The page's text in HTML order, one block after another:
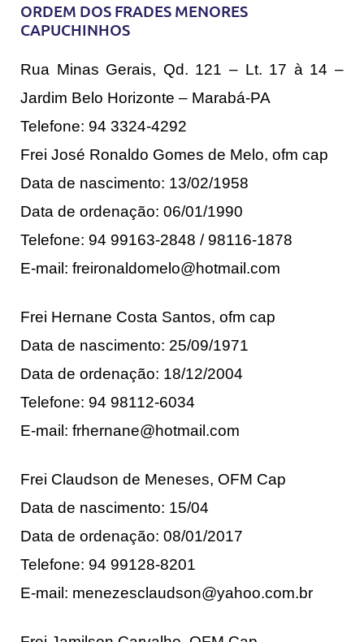
ORDEM DOS FRADES MENORES
CAPUCHINHOS
Rua Minas Gerais, Qd. 121 – Lt. 17 à 14 –
Jardim Belo Horizonte – Marabá-PA
Telefone: 94 3324-4292
Frei José Ronaldo Gomes de Melo, ofm cap
Data de nascimento: 13/02/1958
Data de ordenação: 06/01/1990
Telefone: 94 99163-2848 / 98116-1878
E-mail: freironaldomelo@hotmail.com
Frei Hernane Costa Santos, ofm cap
Data de nascimento: 25/09/1971
Data de ordenação: 18/12/2004
Telefone: 94 98112-6034
E-mail: frhernane@hotmail.com
Frei Claudson de Meneses, OFM Cap
Data de nascimento: 15/04
Data de ordenação: 08/01/2017
Telefone: 94 99128-8201
E-mail: menezesclaudson@yahoo.com.br